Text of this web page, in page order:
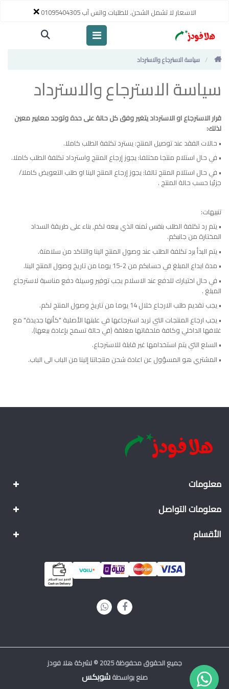
الاسعار لا تشمل الشحن. للطلبات واتس آب 01095404305 ×
سياسة الاسترجاع والاسترداد
سياسة الاسترجاع والاسترداد
قرار الاسترجاع او الاسترداد يتغير وفق كل حالة على حدة وتوجد معايير معين
لذلك:
• حالات الفقد عند توصيل المنتج: يسترد تكلفة الطلب كاملا.
• في حال استلام منتجا مختلفا: يجوز إرجاع المنتج واسترداد تكلفة الطلب كاملا.
• في حال استلام المنتج تالفا: يجوز إرجاع المنتج الينا او طلب التعويض كاملا/
جزئيا حسب حالة المنتج .
تنبيهات:
• يتم رد تكلفة الطلب بنفس ثمنه الذي بيعه لكم, بناء على طريقة السداد
المختارة من جانبكم.
• يتم البدأ برد تكلفة الطلب عند وصول المنتج الينا والتاكد من سلامتة.
• مدة ايداع المبلغ في حسابكم من 2-15 يوما من تاريخ وصول المنتج الينا.
• في حال اختيارك للدفع عند الاسلام يجب توفير وسيلة دفع مناسبة لاسترجاع
المبلغ .
• يجب تقديم طلب الارجاع خلال 14 يوما من تاريخ وصول المنتج لكم.
• يجب ارجاع المنتجات التي تريد استرجاعها في علبتها الأصلية "كأنها جديدة" مع
غلافها الداخلي وكافة ملحقاتها مغلقة (في حالة تسمح بإعادة بيعها).
• السلع التي يتم استخدامها غير قابلة للاسترجاع.
• المشتري هو المسؤول عن اعادة شحن منتجاتنا إلينا من الباب الى الباب.
معلومات
معلومات التواصل
الأقسام
جميع الحقوق محفوظة 2025 © لشركة هلا فودز
صنع بواسطةشوبكس